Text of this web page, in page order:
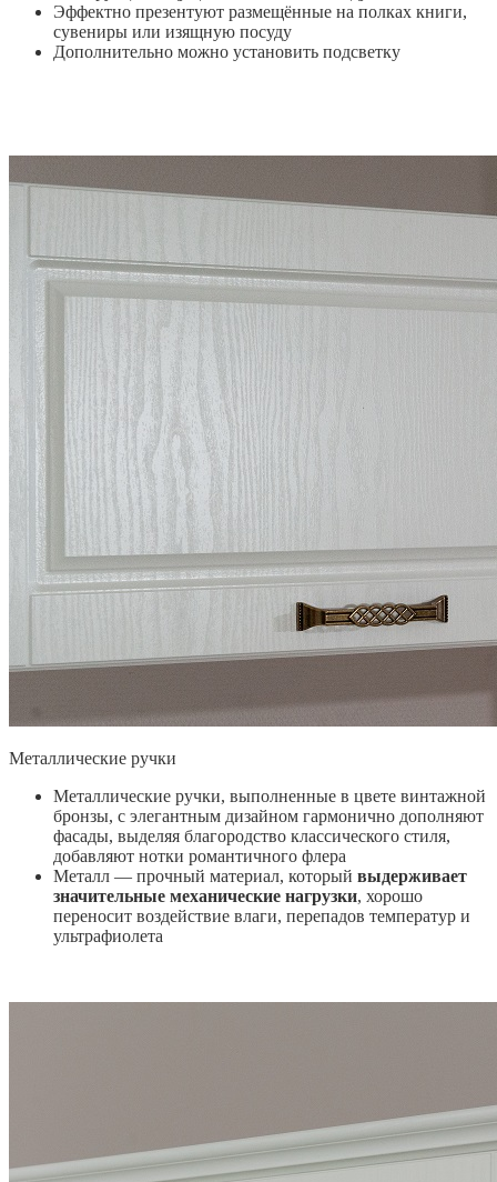
Эффектно презентуют размещённые на полках книги,
сувениры или изящную посуду
Дополнительно можно установить подсветку
Металлические ручки
Металлические ручки, выполненные в цвете винтажной
бронзы, с элегантным дизайном гармонично дополняют
фасады, выделяя благородство классического стиля,
добавляют нотки романтичного флера
Металл — прочный материал, который выдерживает
значительные механические нагрузки, хорошо
переносит воздействие влаги, перепадов температур и
ультрафиолета